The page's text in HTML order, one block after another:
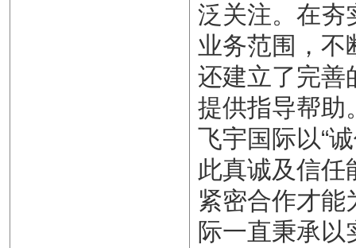
泛关注。在夯
业务范围，不
还建立了完善
提供指导帮助
飞宇国际以“
此真诚及信任
紧密合作才能
际一直秉承